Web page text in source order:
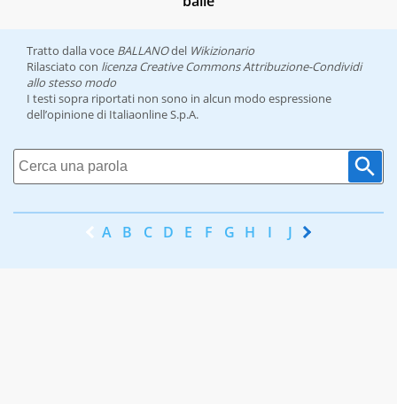
Tratto dalla voce BALLANOdel Wikizionario
Rilasciato con licenza Creative Commons Attribuzione-Condividi
allo stesso modo
I testi sopra riportati non sono in alcun modo espressione
dell’opinione di Italiaonline S.p.A.
A B C D E F G H I J K